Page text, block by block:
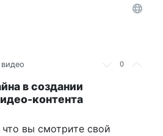
0
в создании
контента
вы смотрите свой